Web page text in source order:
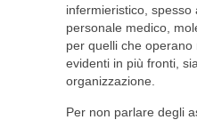
infermieristico,
personale medico,
per quelli che
evidenti in più fronti,
organizzazione.
Per non parlare degli